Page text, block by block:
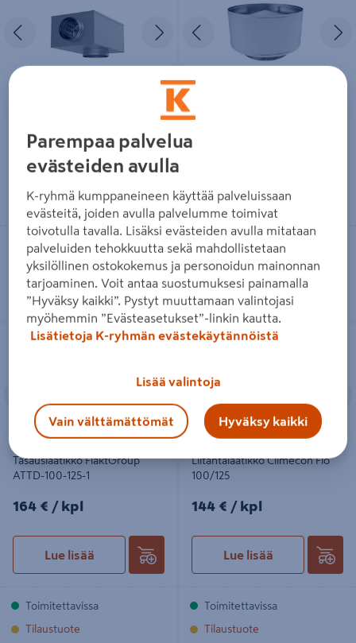
Edellinen Seuraava
149€/kpl
149 €/ kpl
Lue lisää
Toimitettavissa
Tilaustuote
UVE 630
1555€/kpl
1 555 €
Lue lisää
Toimitettavissa
Tilaustuote
Tasauslaatikko FläktGroup ATTD-
Seuraava
Tasauslaatikko FläktGroup
ATTD-100-125-1
164€/kpl
164 € / kpl
Lue lisää
Toimitettavissa
Tilaustuote
Liitäntälaatikko Climecon Flo
100/125
Edellinen
Liitäntälaatikko Climecon Flo
100/125
144€/kpl
144 € / kpl
Lue lisää
Toimitettavissa
Tilaustuote
Parempaa palvelua
evästeiden avulla
K-ryhmä kumppaneineen käyttää palveluissaan
evästeitä, joiden avulla palvelumme toimivat
toivotulla tavalla. Lisäksi evästeiden avulla mitataan
palveluiden tehokkuutta sekä mahdollistetaan
yksilöllinen ostokokemus ja personoidun mainonnan
tarjoaminen. Voit antaa suostumuksesi painamalla
”Hyväksy kaikki”. Pystyt muuttamaan valintojasi
myöhemmin ”Evästeasetukset”-linkin kautta.
Lisätietoja K-ryhmän evästekäytännöistä
Lisää valintoja
Vain välttämättömät Hyväksy kaikki